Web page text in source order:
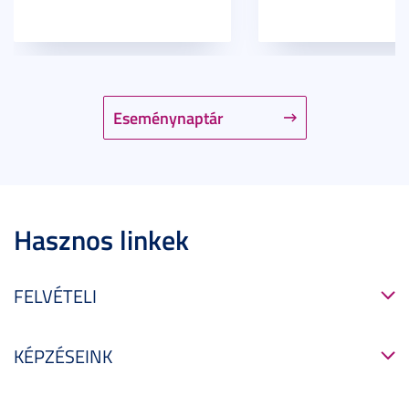
Eseménynaptár
Hasznos linkek
FELVÉTELI
KÉPZÉSEINK